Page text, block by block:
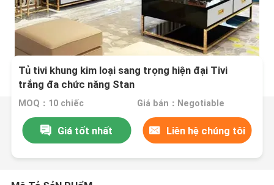
Tủ tivi khung kim loại sang trọng hiện đại Tivi
trắng đa chức năng Stan
MOQ：10 chiếc Giá bán：Negotiable
Giá tốt nhất Liên hệ chúng tôi